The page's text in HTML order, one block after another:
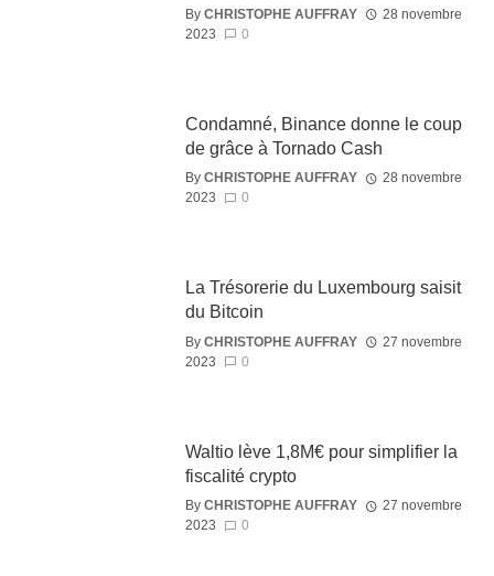
By CHRISTOPHE AUFFRAY
28 novembre
2023
0
Condamné, Binance donne le coup
de grâce à Tornado Cash
By CHRISTOPHE AUFFRAY
28 novembre
2023
0
La Trésorerie du Luxembourg saisit
du Bitcoin
By CHRISTOPHE AUFFRAY
27 novembre
2023
0
Waltio lève 1,8M€ pour simplifier la
fiscalité crypto
By CHRISTOPHE AUFFRAY
27 novembre
2023
0